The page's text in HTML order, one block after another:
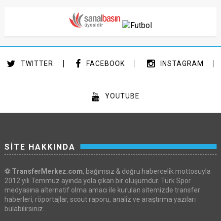
TWITTER FACEBOOK INSTAGRAM
YOUTUBE
SİTE HAKKINDA
⚽ TransferMerkez.com, bağımsız & doğru habercelik mottosuyla
2012 yılı Temmuz ayında yola çıkan bir oluşumdur. Türk Spor
medyasına alternatif olma amacı ile kurulan sitemizde transfer
haberleri, röportajlar, scout raporu, analiz ve araştırma yazıları
bulabilirsiniz.